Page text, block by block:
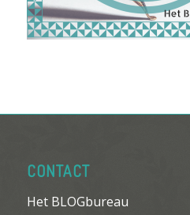
CONTACT
Het BLOGbureau